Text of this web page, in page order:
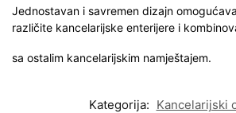
Jednostavan i savremen dizajn
različite kancelarijske enterijere i
sa ostalim kancelarijskim namještajem.
Kategorija: Kancelarijski